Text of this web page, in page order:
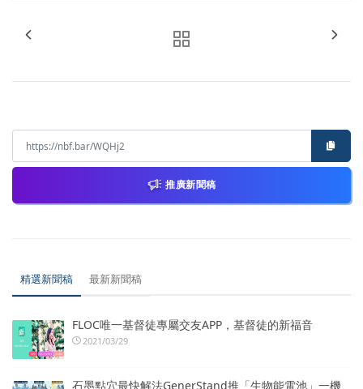
推廣新聞稿
精選新聞稿 最新新聞稿
FLOC唯一基督徒專屬交友APP，基督徒的新福音
2021/03/29
石墨點穴最快解法GenerStand推「生物能電池」一機